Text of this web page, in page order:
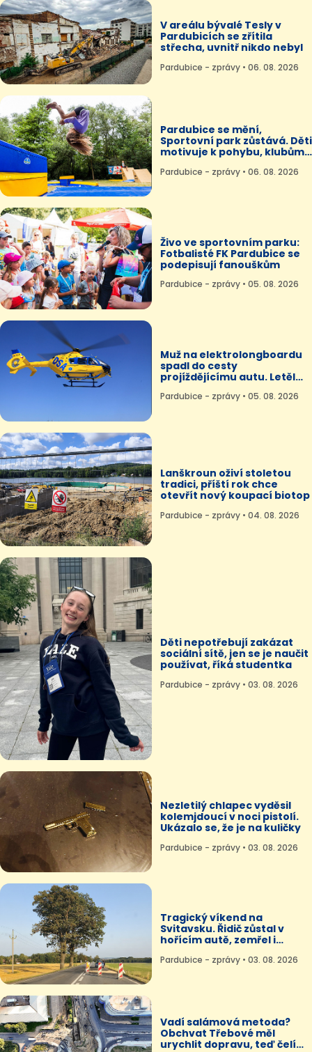
V areálu bývalé Tesly v
Pardubicích se zřítila
střecha, uvnitř nikdo nebyl
Pardubice - zprávy • 06. 08. 2026
Pardubice se mění,
Sportovní park zůstává. Děti
motivuje k pohybu, klubům
Pardubice - zprávy • 06. 08. 2026
Živo ve sportovním parku:
Fotbalisté FK Pardubice se
podepisují fanouškům
Pardubice - zprávy • 05. 08. 2026
Muž na elektrolongboardu
spadl do cesty
projíždějícímu autu. Letěl
Pardubice - zprávy • 05. 08. 2026
Lanškroun oživí stoletou
tradici, příští rok chce
otevřít nový koupací biotop
Pardubice - zprávy • 04. 08. 2026
Děti nepotřebují zakázat
sociální sítě, jen se je naučit
používat, říká studentka
Pardubice - zprávy • 03. 08. 2026
Nezletilý chlapec vyděsil
kolemjdoucí v noci pistolí.
Ukázalo se, že je na kuličky
Pardubice - zprávy • 03. 08. 2026
Tragický víkend na
Svitavsku. Řidič zůstal v
hořícím autě, zemřel i
Pardubice - zprávy • 03. 08. 2026
Vadí salámová metoda?
Obchvat Třebové měl
urychlit dopravu, teď čelí